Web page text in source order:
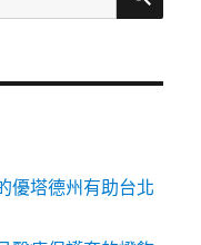
優塔德州有助台北